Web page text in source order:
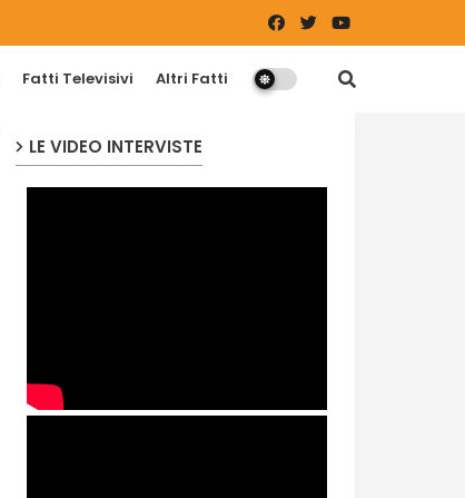
Fatti Televisivi Altri Fatti
LE VIDEO INTERVISTE